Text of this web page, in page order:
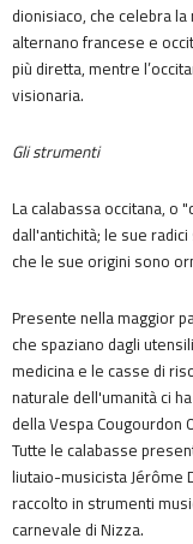
dionisiaco, che celebra
alternano francese e
più diretta, mentre
visionaria.
Gli strumenti
La calabassa occitana, o
dall'antichità; le sue
che le sue origini sono
Presente nella maggior
che spaziano dagli
medicina e le casse di
naturale dell'umanità ci
della Vespa Cougourdon
Tutte le calabasse
liutaio-musicista Jérôme
raccolto in strumenti
carnevale di Nizza.